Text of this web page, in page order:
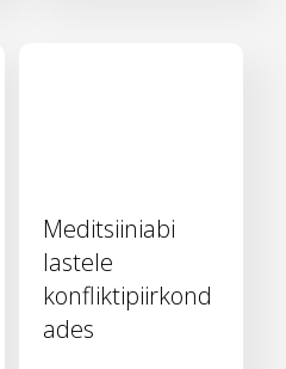
Meditsiiniabi
lastele
konfliktipiirkond
ades